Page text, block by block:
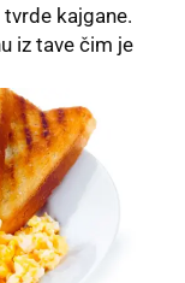
kajgane.
iz tave čim je